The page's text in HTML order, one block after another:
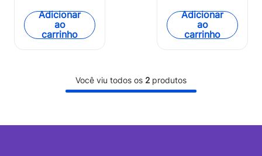
Adicionar
ao
carrinho
Adicionar
ao
carrinho
Você viu todos os 2 produtos